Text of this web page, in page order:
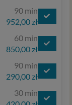
90 min
952,00 zł
60 min
850,00 zł
90 min
290,00 zł
30 min